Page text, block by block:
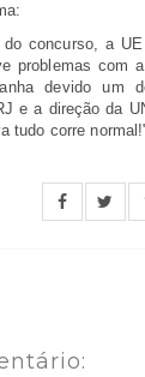
concurso, a
problemas com
devido um
e a direção da
tudo corre